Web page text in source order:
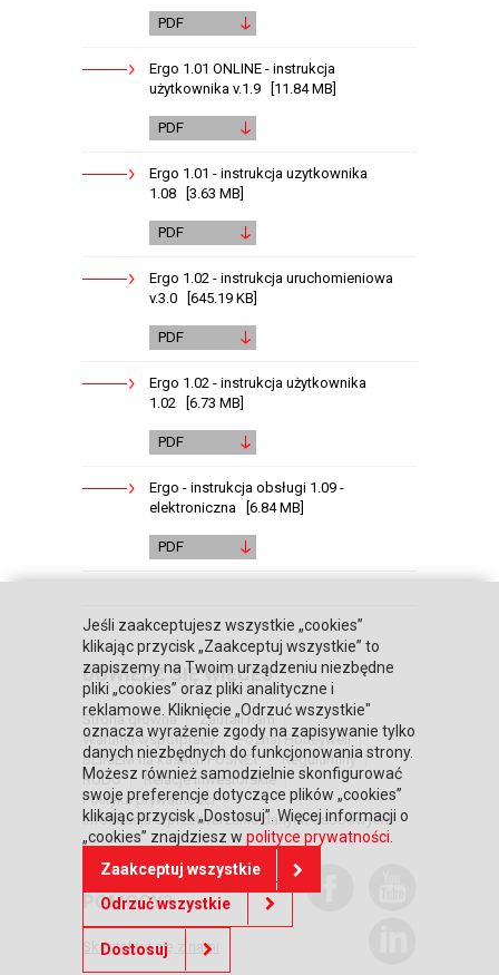
PDF
Ergo 1.01 ONLINE - instrukcja
użytkownika v.1.9 [11.84 MB]
PDF
Ergo 1.01 - instrukcja uzytkownika
1.08 [3.63 MB]
PDF
Ergo 1.02 - instrukcja uruchomieniowa
v.3.0 [645.19 KB]
PDF
Ergo 1.02 - instrukcja użytkownika
1.02 [6.73 MB]
PDF
Ergo - instrukcja obsługi 1.09 -
elektroniczna [6.84 MB]
PDF
DOWIEDZ SIĘ WIĘCEJ
Strona główna
Zaufali nam
Warunki współpracy
Poznaj Honeywell
BLIKIEM na kasach POSNET
Regulaminy
RODO
Relacje inwestorskie
Polityka prywatności
Informacja o przetwarzaniu danych osobowych
POTRZEBUJESZ
POMOCY?
Skontaktuj się z nami
Jeśli zaakceptujesz wszystkie „cookies”
klikając przycisk „Zaakceptuj wszystkie” to
zapiszemy na Twoim urządzeniu niezbędne
pliki „cookies” oraz pliki analityczne i
reklamowe. Kliknięcie „Odrzuć wszystkie"
oznacza wyrażenie zgody na zapisywanie tylko
danych niezbędnych do funkcjonowania strony.
Możesz również samodzielnie skonfigurować
swoje preferencje dotyczące plików „cookies”
klikając przycisk „Dostosuj”. Więcej informacji o
„cookies” znajdziesz w polityce prywatności.
Zaakceptuj wszystkie
Odrzuć wszystkie
Dostosuj